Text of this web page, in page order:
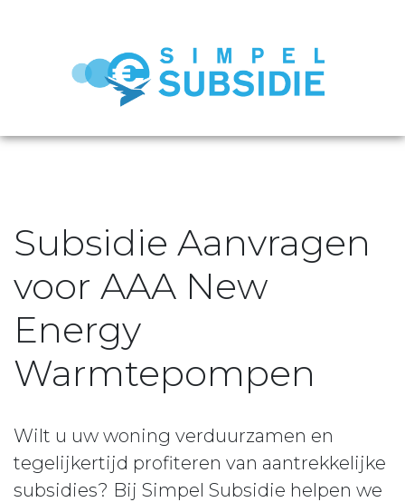
Subsidie Aanvragen
voor AAA New
Energy
Warmtepompen
Wilt u uw woning verduurzamen en
tegelijkertijd profiteren van aantrekkelijke
subsidies? Bij Simpel Subsidie helpen we